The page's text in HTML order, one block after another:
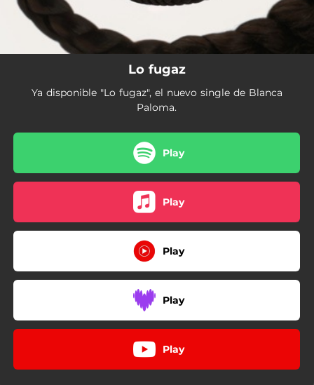
Lo fugaz
Ya disponible "Lo fugaz", el nuevo single de Blanca
Paloma.
Play
Play
Play
Play
Play